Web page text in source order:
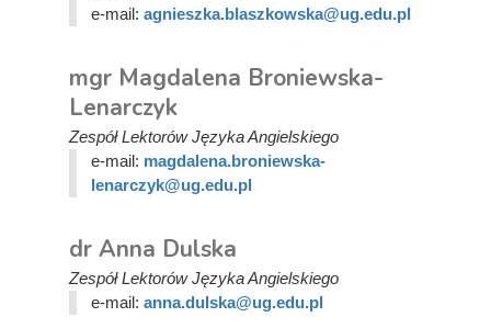
e-mail: agnieszka.blaszkowska@ug.edu.pl
mgr Magdalena Broniewska-
Lenarczyk
Zespół Lektorów Języka Angielskiego
e-mail: magdalena.broniewska-
lenarczyk@ug.edu.pl
dr Anna Dulska
Zespół Lektorów Języka Angielskiego
e-mail: anna.dulska@ug.edu.pl